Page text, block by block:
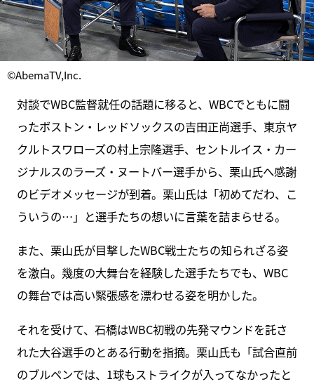
©AbemaTV,Inc.
対談でWBC監督就任の話題に移ると、WBCでともに闘
ったボストン・レッドソックスの吉田正尚選手、東京ヤ
クルトスワローズの村上宗隆選手、セントルイス・カー
ジナルスのラーズ・ヌートバー選手から、栗山氏へ感謝
のビデオメッセージが到着。栗山氏は「初めてだわ、こ
ういうの…」と選手たちの想いに言葉を詰まらせる。
また、栗山氏が目撃したWBC戦士たちの知られざる姿
を激白。幾度の大舞台を経験した選手たちでも、WBC
の舞台では高い緊張感を漂わせる姿を明かした。
それを受けて、石橋はWBC初戦の先発マウンドを託さ
れた大谷選手のとある行動を指摘。栗山氏も「試合直前
のブルペンでは、1球もストライクが入ってなかったと